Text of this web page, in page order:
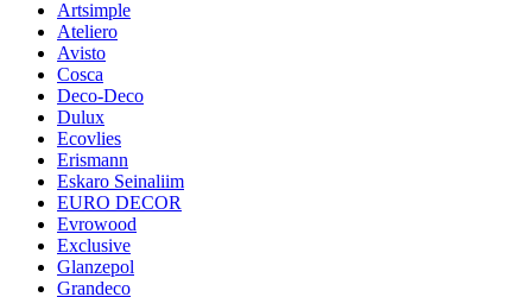
Artsimple
Ateliero
Avisto
Cosca
Deco-Deco
Dulux
Ecovlies
Erismann
Eskaro Seinaliim
EURO DECOR
Evrowood
Exclusive
Glanzepol
Grandeco